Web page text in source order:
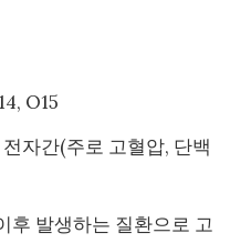
O15
자간(주로 고혈압, 단백
후 발생하는 질환으로 고